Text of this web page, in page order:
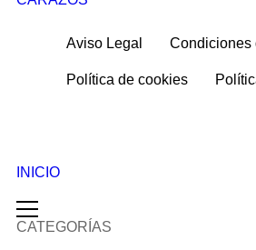
Aviso Legal Condiciones
Política de cookies
INICIO
CATEGORÍAS